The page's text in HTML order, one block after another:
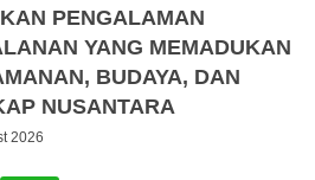
PENGALAMAN
YANG MEMADUKAN
BUDAYA, DAN
NUSANTARA
2026